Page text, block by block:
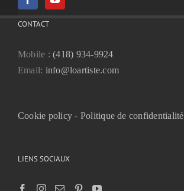
CONTACT
Mobile :(418) 934-9924
Email: info@loartiste.com
Cookie policy - Politique de confidentialité
LIENS SOCIAUX